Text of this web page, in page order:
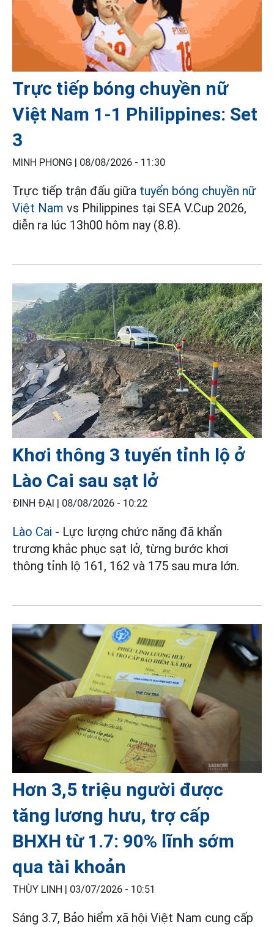
Trực tiếp bóng chuyền nữ
Việt Nam 1-1 Philippines: Set
3
MINH PHONG | 08/08/2026 - 11:30
Trực tiếp trận đấu giữa tuyển bóng chuyền nữ
Việt Nam vs Philippines tại SEA V.Cup 2026,
diễn ra lúc 13h00 hôm nay (8.8).
Khơi thông 3 tuyến tỉnh lộ ở
Lào Cai sau sạt lở
ĐINH ĐẠI | 08/08/2026 - 10:22
Lào Cai - Lực lượng chức năng đã khẩn
trương khắc phục sạt lở, từng bước khơi
thông tỉnh lộ 161, 162 và 175 sau mưa lớn.
Hơn 3,5 triệu người được
tăng lương hưu, trợ cấp
BHXH từ 1.7: 90% lĩnh sớm
qua tài khoản
THÙY LINH | 03/07/2026 - 10:51
Sáng 3.7, Bảo hiểm xã hội Việt Nam cung cấp